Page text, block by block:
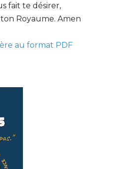
fait te désirer,
Royaume. Amen
au format PDF